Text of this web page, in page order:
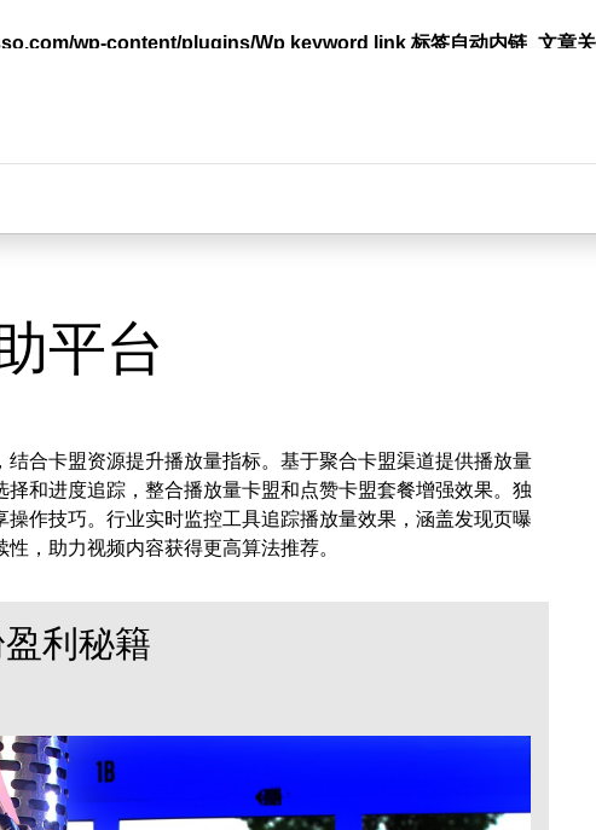
wp-content/plugins/Wp keyword link 标签自动内链_文章
平台
合卡盟资源提升播放量指标。基于聚合卡盟渠道提供播放量
和进度追踪，整合播放量卡盟和点赞卡盟套餐增强效果。独
作技巧。行业实时监控工具追踪播放量效果，涵盖发现页曝
，助力视频内容获得更高算法推荐。
利秘籍